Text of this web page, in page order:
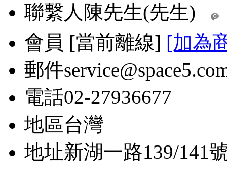
聯繫人 陳先生(先生)
會員 [當前離線] [加為
郵件
電話02-27936677
地區台灣
地址新湖一路139/141